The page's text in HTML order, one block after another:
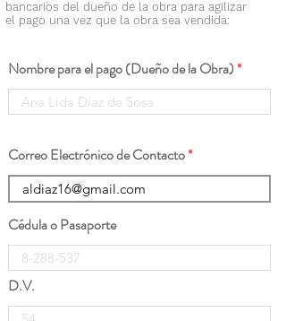
bancarios del dueño de la obra para agilizar
el pago una vez que la obra sea vendida:
Nombre para el pago (Dueño de la Obra)
Correo Electrónico de Contacto
Cédula o Pasaporte
D.V.